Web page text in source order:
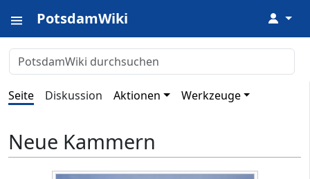
PotsdamWiki ↓
Seite Diskussion Aktionen Werkzeuge
Neue Kammern